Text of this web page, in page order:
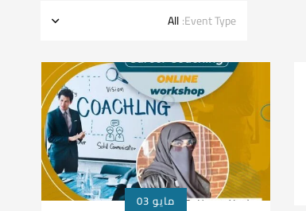
Event Type:
All
مايو 03